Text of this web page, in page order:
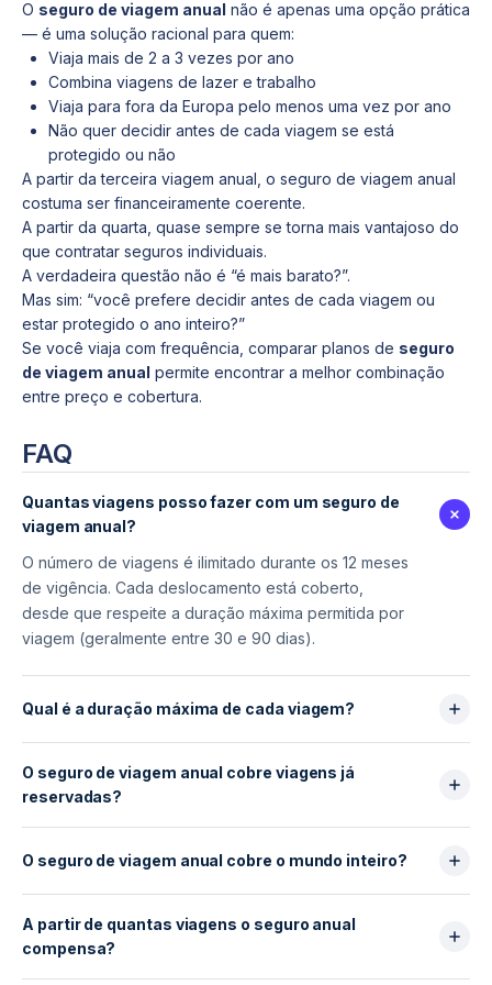
O seguro de viagem anual não é apenas uma opção prática
— é uma solução racional para quem:
Viaja mais de 2 a 3 vezes por ano
Combina viagens de lazer e trabalho
Viaja para fora da Europa pelo menos uma vez por ano
Não quer decidir antes de cada viagem se está
protegido ou não
A partir da terceira viagem anual, o seguro de viagem anual
costuma ser financeiramente coerente.
A partir da quarta, quase sempre se torna mais vantajoso do
que contratar seguros individuais.
A verdadeira questão não é “é mais barato?”.
Mas sim: “você prefere decidir antes de cada viagem ou
estar protegido o ano inteiro?”
Se você viaja com frequência, comparar planos de seguro
de viagem anual permite encontrar a melhor combinação
entre preço e cobertura.
FAQ
Quantas viagens posso fazer com um seguro de
viagem anual?
O número de viagens é ilimitado durante os 12 meses
de vigência. Cada deslocamento está coberto,
desde que respeite a duração máxima permitida por
viagem (geralmente entre 30 e 90 dias).
Qual é a duração máxima de cada viagem?
A duração máxima por viagem varia conforme o
contrato, normalmente entre 30 e 90 dias. Se esse
limite for ultrapassado, a cobertura deixa de valer
para essa viagem específica.
O seguro de viagem anual cobre viagens já
reservadas?
Sim. Todas as viagens realizadas durante o período
de validade estão cobertas. No entanto, a cobertura
O seguro de viagem anual cobre o mundo inteiro?
Na maioria dos casos, sim. A cobertura costuma ser
global, embora alguns destinos possam ter limites
específicos ou exclusões.
A partir de quantas viagens o seguro anual
compensa?